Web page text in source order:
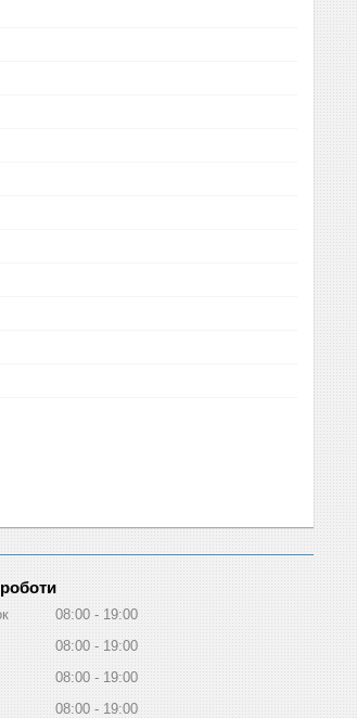
08:00
19:00
08:00
19:00
08:00
19:00
08:00
19:00